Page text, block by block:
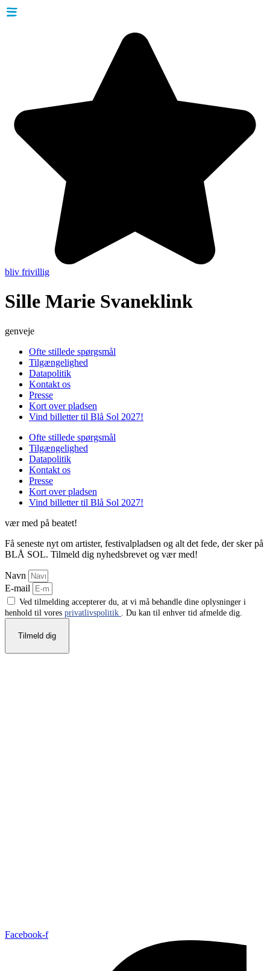
Videre
til
bliv frivillig
Sille Marie Svaneklink
genveje
Ofte stillede spørgsmål
Tilgængelighed
Datapolitik
Kontakt os
Presse
Kort over pladsen
Vind billetter til Blå Sol 2027!
Ofte stillede spørgsmål
Tilgængelighed
Datapolitik
Kontakt os
Presse
Kort over pladsen
Vind billetter til Blå Sol 2027!
vær med på beatet!
Få seneste nyt om artister, festivalpladsen og alt det fede, der sker på
BLÅ SOL. Tilmeld dig nyhedsbrevet og vær med!
Navn
E-mail
Ved tilmelding accepterer du, at vi må behandle dine oplysninger i
henhold til vores privatlivspolitik . Du kan til enhver tid afmelde dig.
Tilmeld dig
Facebook-f